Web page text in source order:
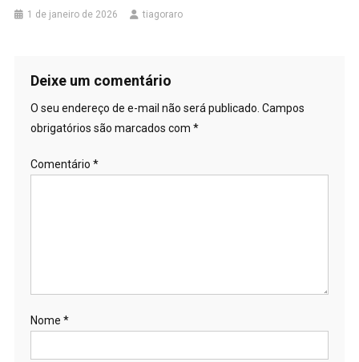
1 de janeiro de 2026 tiagoraro
Deixe um comentário
O seu endereço de e-mail não será publicado. Campos
obrigatórios são marcados com *
Comentário *
Nome *